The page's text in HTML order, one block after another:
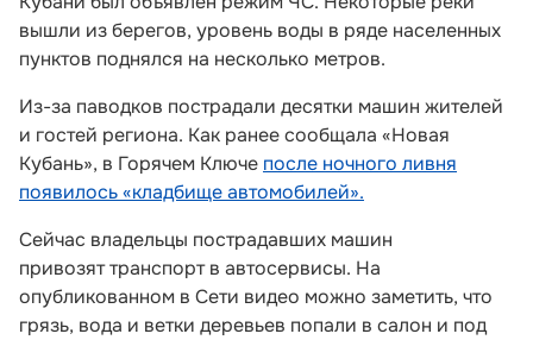
вышли из берегов, уровень воды в ряде населенных
пунктов поднялся на несколько метров.
Из-за паводков пострадали десятки машин жителей
и гостей региона. Как ранее сообщала «Новая
Кубань», в Горячем Ключе после ночного ливня
появилось «кладбище автомобилей».
Сейчас владельцы пострадавших машин
привозят транспорт в автосервисы. На
опубликованном в Сети видео можно заметить, что
грязь, вода и ветки деревьев попали в салон и под